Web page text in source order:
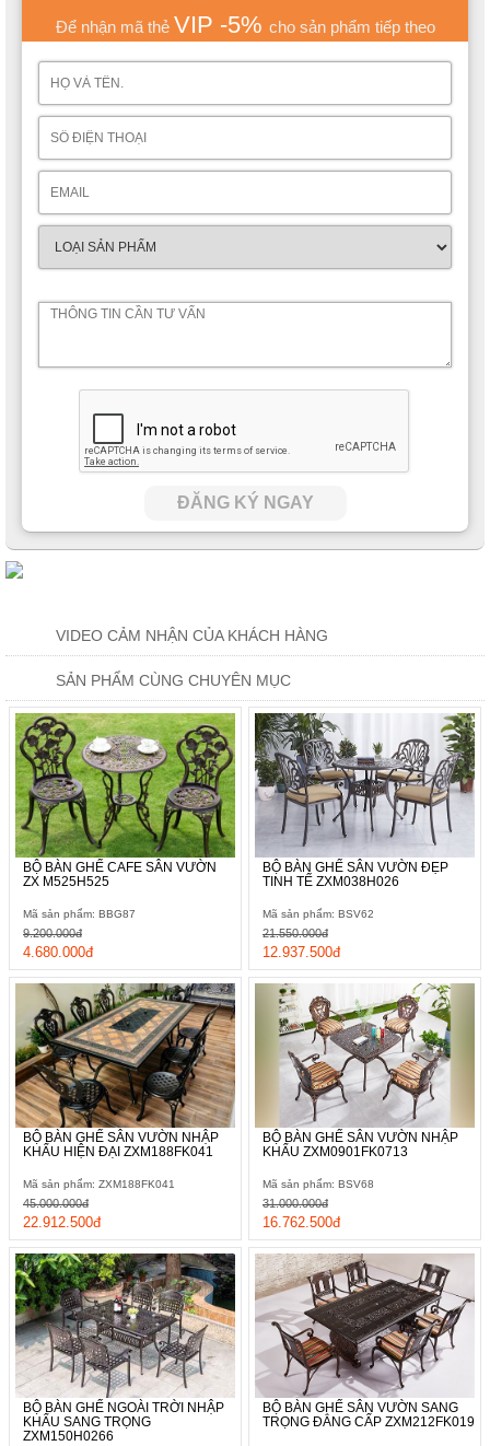
Để nhận mã thẻ VIP -5% cho sản phẩm tiếp theo
ĐĂNG KÝ NGAY
VIDEO CẢM NHẬN CỦA KHÁCH HÀNG
SẢN PHẨM CÙNG CHUYÊN MỤC
BỘ BÀN GHẾ CAFE SÂN VƯỜN
ZX M525H525
Mã sản phẩm: BBG87
4.680.000đ
9.200.000đ
BỘ BÀN GHẾ SÂN VƯỜN ĐẸP
TINH TẾ ZXM038H026
Mã sản phẩm: BSV62
12.937.500đ
21.550.000đ
BỘ BÀN GHẾ SÂN VƯỜN NHẬP
KHẨU HIỆN ĐẠI ZXM188FK041
Mã sản phẩm: ZXM188FK041
22.912.500đ
45.000.000đ
BỘ BÀN GHẾ SÂN VƯỜN NHẬP
KHẨU ZXM0901FK0713
Mã sản phẩm: BSV68
16.762.500đ
31.000.000đ
BỘ BÀN GHẾ NGOÀI TRỜI NHẬP
KHẨU SANG TRỌNG
ZXM150H0266
BỘ BÀN GHẾ SÂN VƯỜN SANG
TRỌNG ĐẲNG CẤP ZXM212FK019